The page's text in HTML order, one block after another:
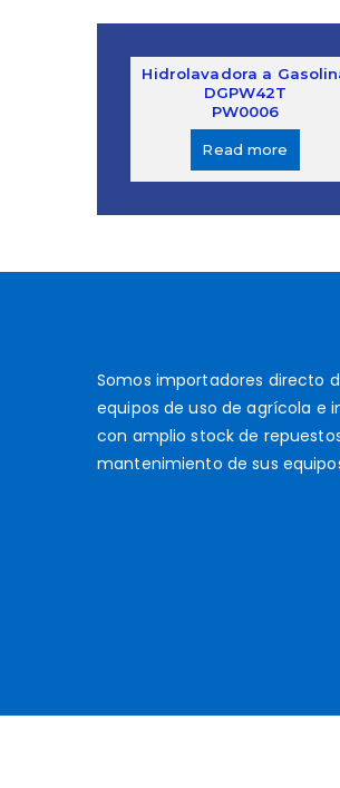
Hidrolavadora a
DGPW42T
PW0006
Read more
Somos importadores directo
equipos de uso de agrícola e
con amplio stock de
mantenimiento de sus